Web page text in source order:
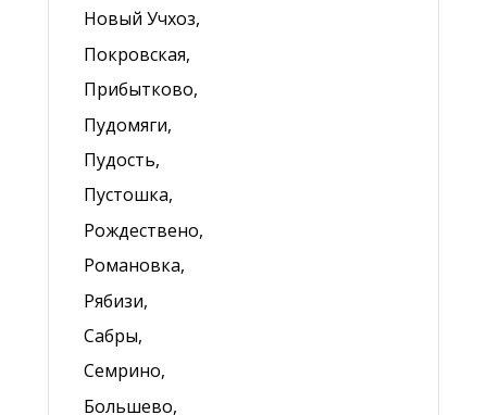
Новый Учхоз,
Покровская,
Прибытково,
Пудомяги,
Пудость,
Пустошка,
Рождествено,
Романовка,
Рябизи,
Сабры,
Семрино,
Большево,